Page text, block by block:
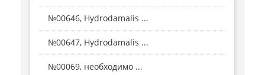
№00646, Hydrodamalis ...
№00647, Hydrodamalis ...
№00069, необходимо ...